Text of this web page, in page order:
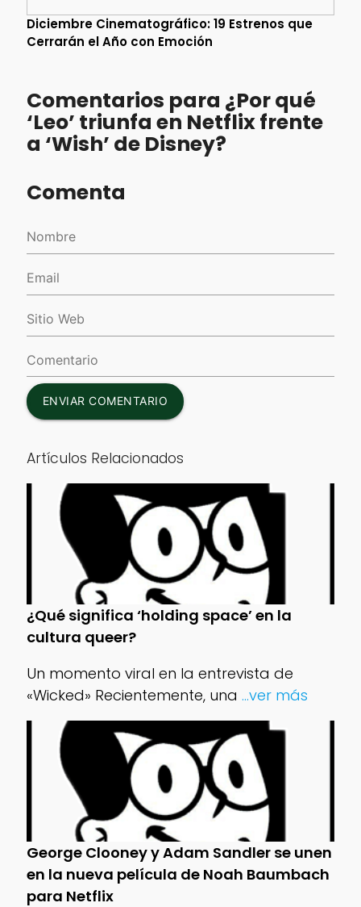
Diciembre Cinematográfico: 19 Estrenos que
Cerrarán el Año con Emoción
Comentarios para ¿Por qué
‘Leo’ triunfa en Netflix frente
a ‘Wish’ de Disney?
Comenta
ENVIAR COMENTARIO
Artículos Relacionados
¿Qué significa ‘holding space’ en la
cultura queer?
Un momento viral en la entrevista de
«Wicked» Recientemente, una ...ver más
George Clooney y Adam Sandler se unen
en la nueva película de Noah Baumbach
para Netflix